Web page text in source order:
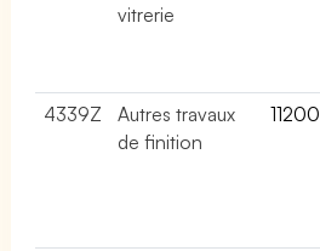
vitrerie
4339Z
Autres travaux
de finition
11200